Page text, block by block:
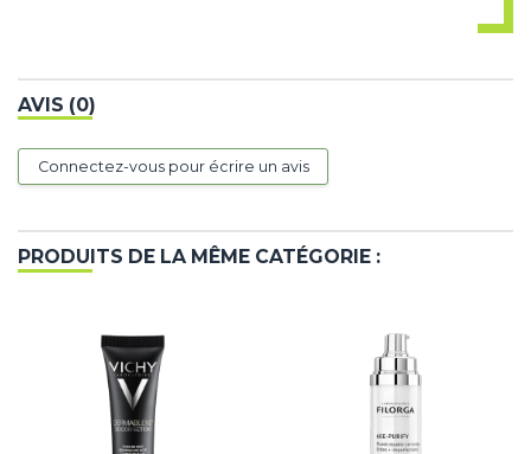
AVIS (0)
Connectez-vous pour écrire un avis
PRODUITS DE LA MÊME CATÉGORIE :